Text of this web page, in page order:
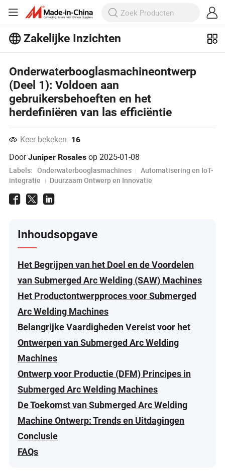
Zakelijke Inzichten
Business Insights!
Meer bekijken
Onderwaterbooglasmachineontwerp
(Deel 1): Voldoen aan
gebruikersbehoeften en het
herdefiniëren van las efficiëntie
Keer bekeken: 16
DoorJuniper Rosales op2025-01-08
Labels: Onderwaterbooglasmachines
Automatisering en IoT-
integratie
Duurzaam Ontwerp en Innovatie
Inhoudsopgave
Het Begrijpen van het Doel en de Voordelen
van Submerged Arc Welding (SAW) Machines
Het Productontwerpproces voor Submerged
Arc Welding Machines
Belangrijke Vaardigheden Vereist voor het
Ontwerpen van Submerged Arc Welding
Machines
Ontwerp voor Productie (DFM) Principes in
Submerged Arc Welding Machines
De Toekomst van Submerged Arc Welding
Machine Ontwerp: Trends en Uitdagingen
Conclusie
FAQs